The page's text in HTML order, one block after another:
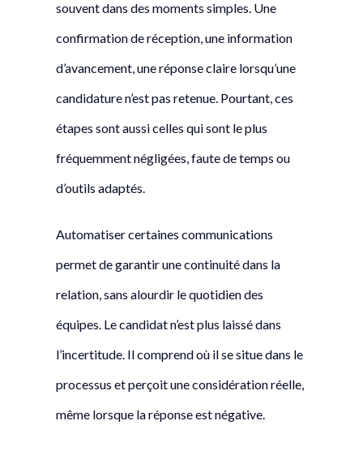
souvent dans des moments simples. Une
confirmation de réception, une information
d’avancement, une réponse claire lorsqu’une
candidature n’est pas retenue. Pourtant, ces
étapes sont aussi celles qui sont le plus
fréquemment négligées, faute de temps ou
d’outils adaptés.
Automatiser certaines communications
permet de garantir une continuité dans la
relation, sans alourdir le quotidien des
équipes. Le candidat n’est plus laissé dans
l’incertitude. Il comprend où il se situe dans le
processus et perçoit une considération réelle,
même lorsque la réponse est négative.